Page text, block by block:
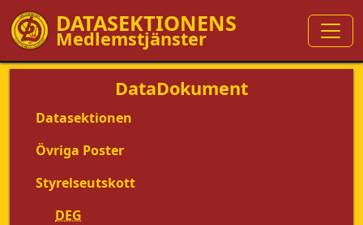
DATASEKTIONENS
Medlemstjänster
DataDokument
Datasektionen
Övriga Poster
Styrelseutskott
DEG